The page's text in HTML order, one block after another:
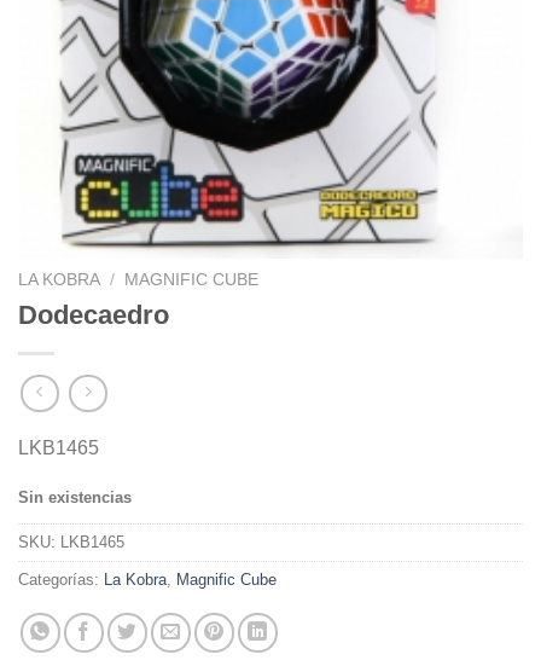
LA KOBRA / MAGNIFIC CUBE
Dodecaedro
LKB1465
Sin existencias
SKU: LKB1465
Categorías: La Kobra Magnific Cube